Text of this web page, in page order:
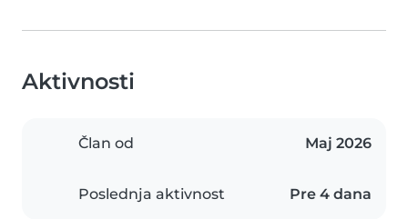
Aktivnosti
Član od Мај 2026
Poslednja aktivnost Pre 4 dana